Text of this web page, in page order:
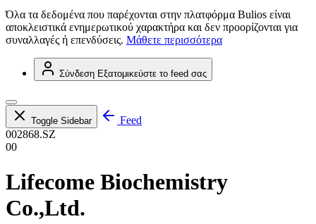
Όλα τα δεδομένα που παρέχονται στην πλατφόρμα Bulios είναι
αποκλειστικά ενημερωτικού χαρακτήρα και δεν προορίζονται για
συναλλαγές ή επενδύσεις. Μάθετε περισσότερα
Σύνδεση Εξατομικεύστε το feed σας
Toggle Sidebar
Feed
002868.SZ
00
Lifecome Biochemistry
Co.,Ltd.